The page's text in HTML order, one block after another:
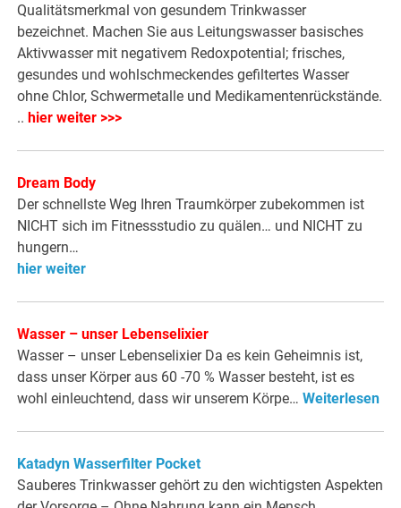
Qualitätsmerkmal von gesundem Trinkwasser
bezeichnet. Machen Sie aus Leitungswasser basisches
Aktivwasser mit negativem Redoxpotential; frisches,
gesundes und wohlschmeckendes gefiltertes Wasser
ohne Chlor, Schwermetalle und Medikamentenrückstände.
.. hier weiter >>>
Dream Body
Der schnellste Weg Ihren Traumkörper zubekommen ist
NICHT sich im Fitnessstudio zu quälen… und NICHT zu
hungern…
hier weiter
Wasser – unser Lebenselixier
Wasser – unser Lebenselixier Da es kein Geheimnis ist,
dass unser Körper aus 60 -70 % Wasser besteht, ist es
wohl einleuchtend, dass wir unserem Körpe…Weiterlesen
Katadyn Wasserfilter Pocket
Sauberes Trinkwasser gehört zu den wichtigsten Aspekten